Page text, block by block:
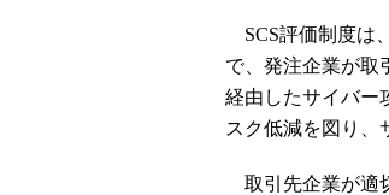
SCS評価制度は
で、発注企業が取
経由したサイバー
スク低減を図り、
取引先企業が適